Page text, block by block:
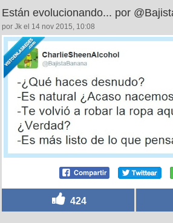
Están evolucionando... por
por Jk el 14 nov 2015, 10:08
424